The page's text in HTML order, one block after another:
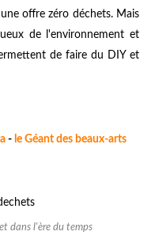
offre zéro déchets. Mais
de l'environnement et
de faire du DIY et
- le Géant des beaux-arts
dans l'ère du temps